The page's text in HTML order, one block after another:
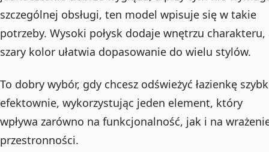
szczególnej obsługi, ten model wpisuje się w takie
potrzeby. Wysoki połysk dodaje wnętrzu charakteru,
szary kolor ułatwia dopasowanie do wielu stylów.
To dobry wybór, gdy chcesz odświeżyć łazienkę
efektownie, wykorzystując jeden element, który
wpływa zarówno na funkcjonalność, jak i na
przestronności.